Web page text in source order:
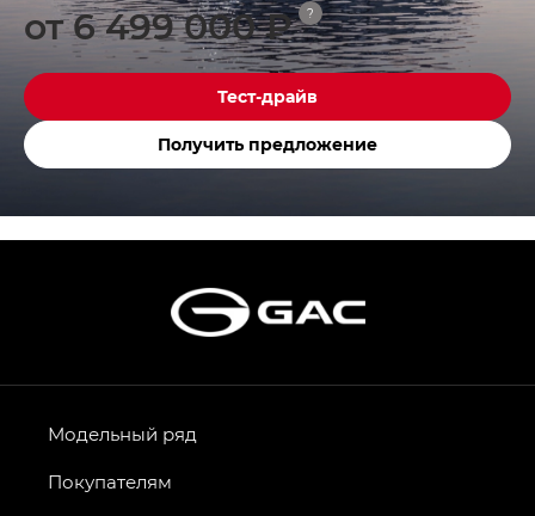
от 6 499 000 ₽ ?
Тест-драйв
Получить предложение
Модельный ряд
Покупателям